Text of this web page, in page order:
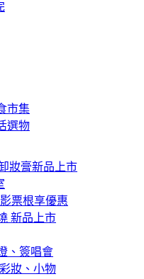
市集
選物
妝膏新品上市
票根享優惠
新品上市
、簽唱會
妝、小物